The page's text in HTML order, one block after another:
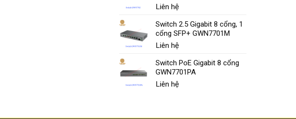
Liên hệ
Switch 2.5 Gigabit 8 cổng, 1
cổng SFP+ GWN7701M
Liên hệ
Switch PoE Gigabit 8 cổng
GWN7701PA
Liên hệ